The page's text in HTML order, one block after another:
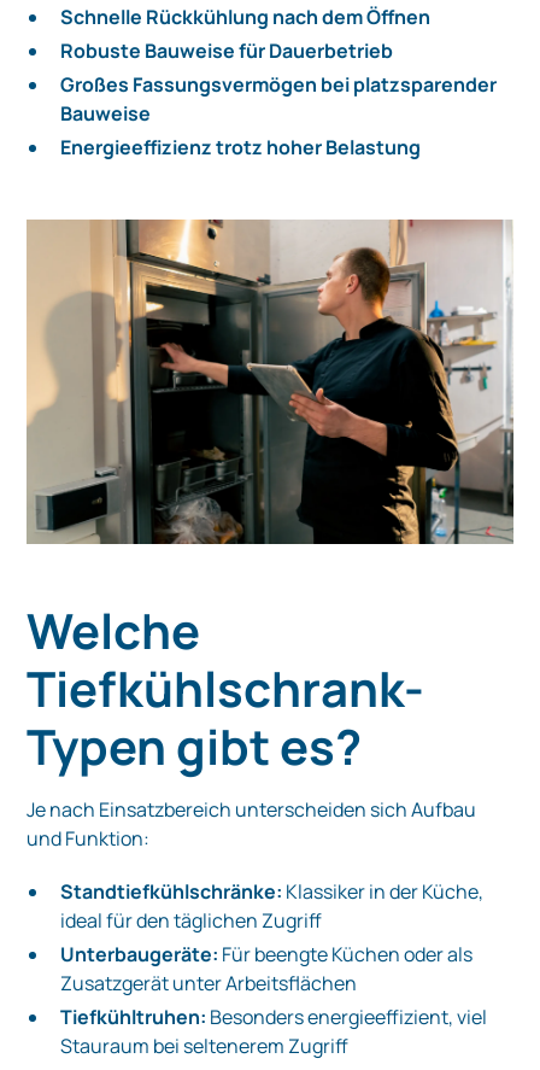
Schnelle Rückkühlung nach dem Öffnen
Robuste Bauweise für Dauerbetrieb
Großes Fassungsvermögen bei platzsparender
Bauweise
Energieeffizienz trotz hoher Belastung
Welche
Tiefkühlschrank-
Typen gibt es?
Je nach Einsatzbereich unterscheiden sich Aufbau
und Funktion:
Standtiefkühlschränke: Klassiker in der Küche,
ideal für den täglichen Zugriff
Unterbaugeräte: Für beengte Küchen oder als
Zusatzgerät unter Arbeitsflächen
Tiefkühltruhen: Besonders energieeffizient, viel
Stauraum bei seltenerem Zugriff